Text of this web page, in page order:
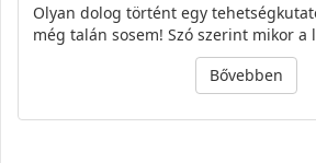
Olyan dolog történt egy
még talán sosem! Szó szerint mikor a
Bővebben